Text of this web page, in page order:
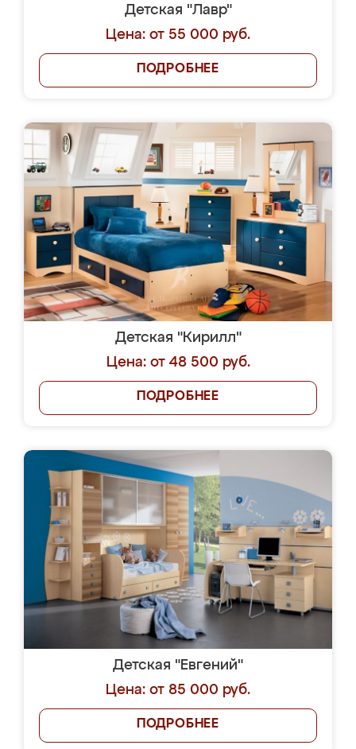
Детская "Лавр"
Цена: от 55 000 руб.
ПОДРОБНЕЕ
Детская "Кирилл"
Цена: от 48 500 руб.
ПОДРОБНЕЕ
Детская "Евгений"
Цена: от 85 000 руб.
ПОДРОБНЕЕ